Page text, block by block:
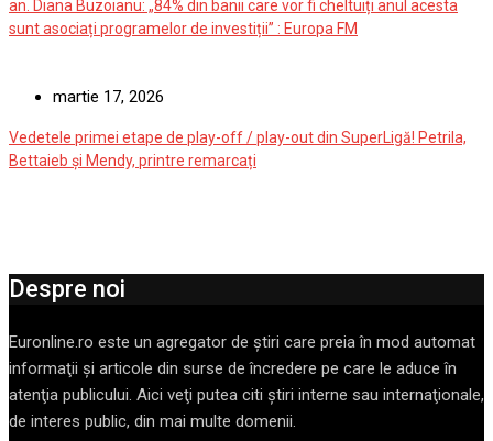
an. Diana Buzoianu: „84% din banii care vor fi cheltuiți anul acesta
sunt asociați programelor de investiții” : Europa FM
martie 17, 2026
Vedetele primei etape de play-off / play-out din SuperLigă! Petrila,
Bettaieb și Mendy, printre remarcați
Despre noi
Euronline.ro este un agregator de ştiri care preia în mod automat
informaţii şi articole din surse de încredere pe care le aduce în
atenţia publicului. Aici veţi putea citi ştiri interne sau internaţionale,
de interes public, din mai multe domenii.